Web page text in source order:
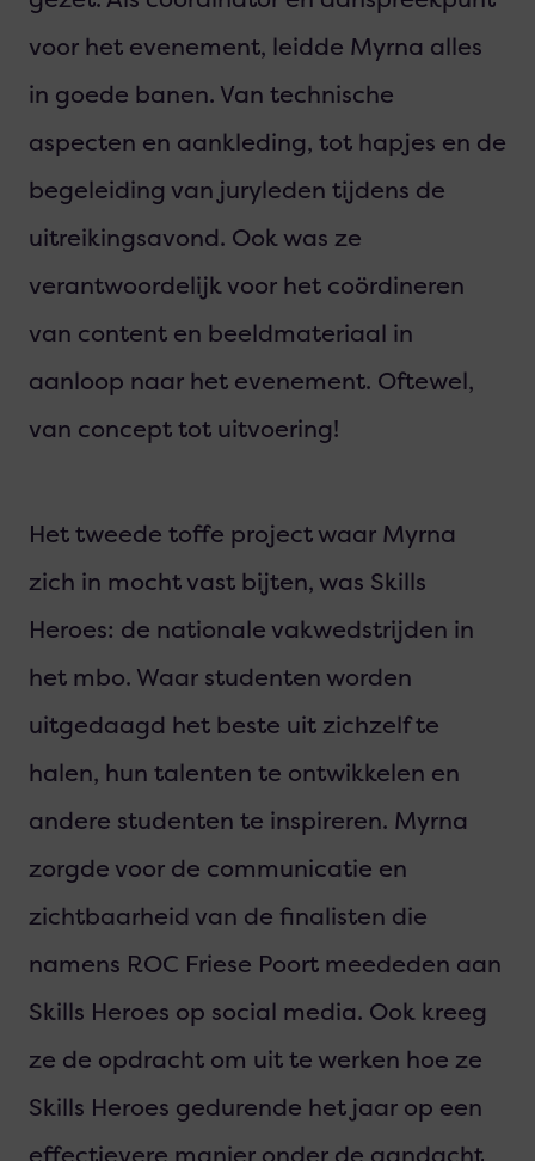
voor het evenement, leidde Myrna alles
in goede banen. Van technische
aspecten en aankleding, tot hapjes en de
begeleiding van juryleden tijdens de
uitreikingsavond. Ook was ze
verantwoordelijk voor het coördineren
van content en beeldmateriaal in
aanloop naar het evenement. Oftewel,
van concept tot uitvoering!
Het tweede toffe project waar Myrna
zich in mocht vast bijten, was Skills
Heroes: de nationale vakwedstrijden in
het mbo. Waar studenten worden
uitgedaagd het beste uit zichzelf te
halen, hun talenten te ontwikkelen en
andere studenten te inspireren. Myrna
zorgde voor de communicatie en
zichtbaarheid van de finalisten die
namens ROC Friese Poort meededen aan
Skills Heroes op social media. Ook kreeg
ze de opdracht om uit te werken hoe ze
Skills Heroes gedurende het jaar op een
effectievere manier onder de aandacht